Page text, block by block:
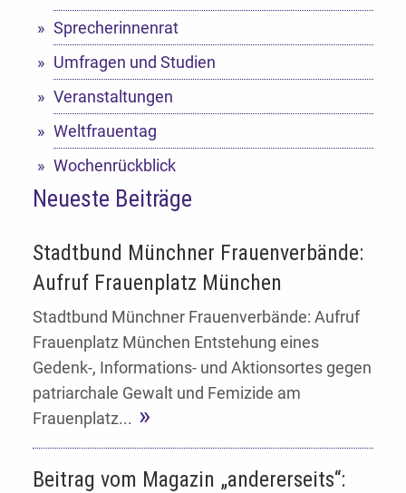
Sprecherinnenrat
Umfragen und Studien
Veranstaltungen
Weltfrauentag
Wochenrückblick
Neueste Beiträge
Stadtbund Münchner Frauenverbände:
Aufruf Frauenplatz München
Stadtbund Münchner Frauenverbände: Aufruf
Frauenplatz München Entstehung eines
Gedenk-, Informations- und Aktionsortes gegen
patriarchale Gewalt und Femizide am
Frauenplatz...
Beitrag vom Magazin „andererseits“: